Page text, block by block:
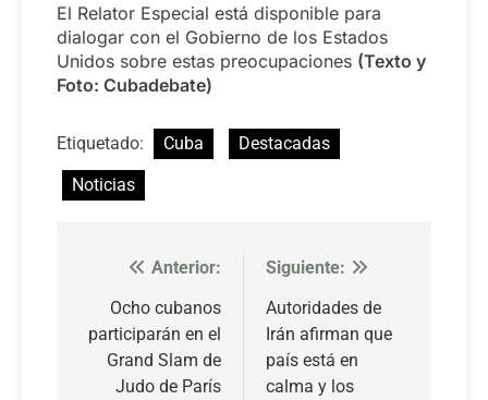
El Relator Especial está disponible para
dialogar con el Gobierno de los Estados
Unidos sobre estas preocupaciones (Texto y
Foto: Cubadebate)
Etiquetado: Cuba
Destacadas
Noticias
Navegación
entradas
Anterior:
Ocho cubanos
participarán en el
Grand Slam de
Judo de París
Siguiente:
Autoridades de
Irán afirman que
país está en
calma y los